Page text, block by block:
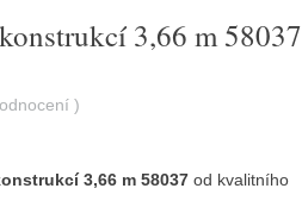
3,66 m 58037
)
3,66 m 58037 od kvalitního